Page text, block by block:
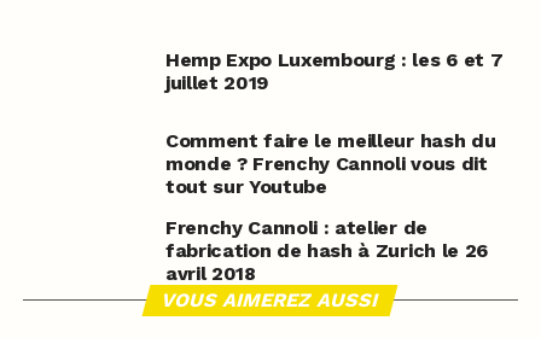
Hemp Expo Luxembourg : les 6 et 7
juillet 2019
Comment faire le meilleur hash du
monde ? Frenchy Cannoli vous dit
tout sur Youtube
Frenchy Cannoli : atelier de
fabrication de hash à Zurich le 26
avril 2018
VOUS AIMEREZ AUSSI